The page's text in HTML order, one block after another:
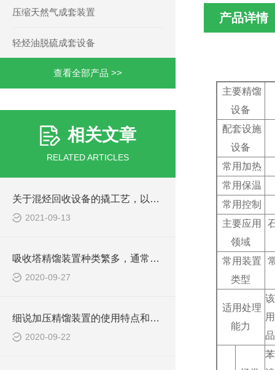
压缩天然气成套装置
轻烃油脱硫成套设备
查看全部产品 >>
相关文章
RELATED ARTICLES
关于混烃回收设备的撬工艺，以下有详细说明
2021-09-13
吸收塔精馏装置种类繁多，通常有如下分类
2020-09-27
细说加压精馏装置的使用特点和塔板效率
2020-09-22
产品详情
主要精馏
设备
配套设施
设备
常用加热
常用保温
常用控制
主要应用
领域
常用装置
类型
适用处理
能力